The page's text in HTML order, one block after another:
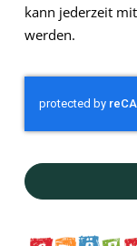
kann jederzeit
werden.